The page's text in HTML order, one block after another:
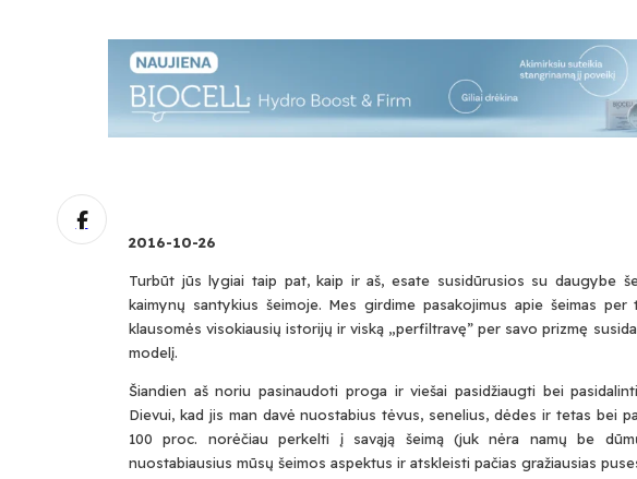
2016-10-26
Turbūt jūs lygiai taip pat, kaip ir aš, esate susidūrusios su daugybe
kaimynų santykius šeimoje. Mes girdime pasakojimus apie šeimas
klausomės visokiausių istorijų ir viską „perfiltravę” per savo prizmę
modelį.
Šiandien aš noriu pasinaudoti proga ir viešai pasidžiaugti bei
Dievui, kad jis man davė nuostabius tėvus, senelius, dėdes ir tetas bei
100 proc. norėčiau perkelti į savąją šeimą (juk nėra namų be
nuostabiausius mūsų šeimos aspektus ir atskleisti pačias gražiausias